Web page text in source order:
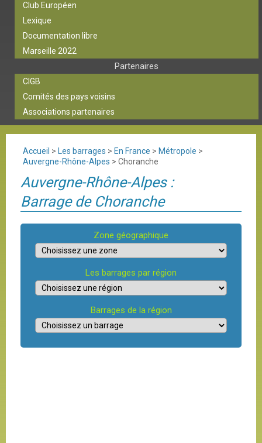
Club Européen
Lexique
Documentation libre
Marseille 2022
Partenaires
CIGB
Comités des pays voisins
Associations partenaires
Accueil > Les barrages > En France > Métropole >
Auvergne-Rhône-Alpes > Choranche
Auvergne-Rhône-Alpes :
Barrage de Choranche
Zone géographique
Les barrages par région
Barrages de la région